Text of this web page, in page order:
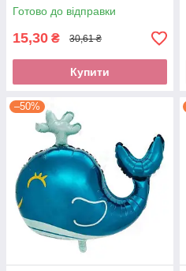
Готово до відправки
15,30 ₴ 30,61 ₴
Купити
–50%